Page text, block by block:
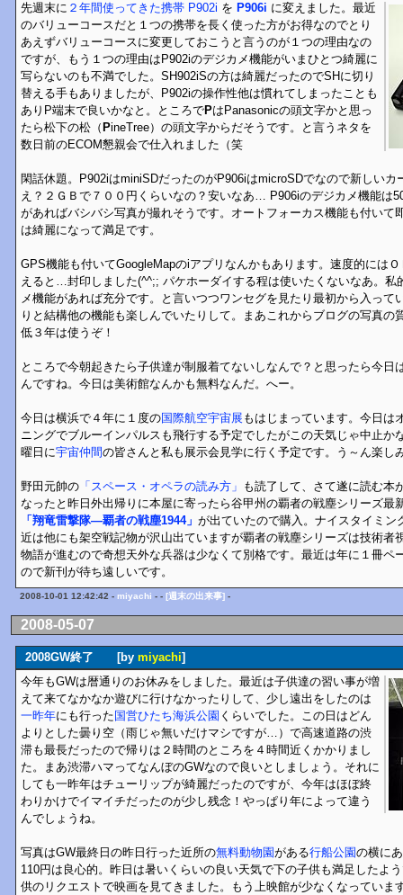
先週末に ２年間使ってきた携帯 P902i を P906i に変えました。最近
のバリューコースだと１つの携帯を長く使った方がお得なのでとり
あえずバリューコースに変更しておこうと言うのが１つの理由なの
ですが、もう１つの理由はP902iのデジカメ機能がいまひとつ綺麗に
写らないのも不満でした。SH902iSの方は綺麗だったのでSHに切り
替える手もありましたが、P902iの操作性他は慣れてしまったことも
ありP端末で良いかなと。ところでPはPanasonicの頭文字かと思っ
たら松下の松（ PineTree）の頭文字からだそうです。と言うネタを
数日前のECOM懇親会で仕入れました（笑
閑話休題。P902iはminiSDだったのがP906iはmicroSDでなので新しいカ
え？２ＧＢで７００円くらいなの？安いなあ… P906iのデジカメ機能は
があればバシバシ写真が撮れそうです。オートフォーカス機能も付いて
は綺麗になって満足です。
GPS機能も付いてGoogleMapのiアプリなんかもあります。速度的には
えると…封印しました(^^;; パケホーダイする程は使いたくないなあ。私
メ機能があれば充分です。と言いつつワンセグを見たり最初から入って
りと結構他の機能も楽しんでいたりして。まあこれからブログの写真の
低３年は使うぞ！
ところで今朝起きたら子供達が制服着てないしなんで？と思ったら今日
んですね。今日は美術館なんかも無料なんだ。へー。
今日は横浜で４年に１度の国際航空宇宙展 もはじまっています。今日は
ニングでブルーインパルスも飛行する予定でしたがこの天気じゃ中止か
曜日に宇宙仲間の皆さんと私も展示会見学に行く予定です。う～ん楽し
野田元帥の 「スペース・オペラの読み方」 も読了して、さて遂に読む本
なったと昨日外出帰りに本屋に寄ったら谷甲州の覇者の戦塵シリーズ最
「翔竜雷撃隊―覇者の戦塵1944」 が出ていたので購入。ナイスタイミン
近は他にも架空戦記物が沢山出ていますが覇者の戦塵シリーズは技術者
物語が進むので奇想天外な兵器は少なくて別格です。最近は年に１冊ペ
ので新刊が待ち遠しいです。
2008-10-01 12:42:42 - miyachi - - [週末の出来事] -
2008-05-07
2008GW終了 [by miyachi]
今年もGWは暦通りのお休みをしました。最近は子供達の習い事が増
えて来てなかなか遊びに行けなかったりして、少し遠出をしたのは
一昨年にも行った国営ひたち海浜公園 くらいでした。この日はどん
よりとした曇り空（雨じゃ無いだけマシですが…）で高速道路の渋
滞も最長だったので帰りは２時間のところを４時間近くかかりまし
た。まあ渋滞ハマってなんぼのGWなので良いとしましょう。それに
しても一昨年はチューリップが綺麗だったのですが、今年はほぼ終
わりかけでイマイチだったのが少し残念！やっぱり年によって違う
んでしょうね。
写真はGW最終日の昨日行った近所の無料動物園がある行船公園の横に
110円は良心的。昨日は暑いくらいの良い天気で下の子供も満足したよ
供のリクエストで映画を見てきました。もう上映館が少なくなっていま